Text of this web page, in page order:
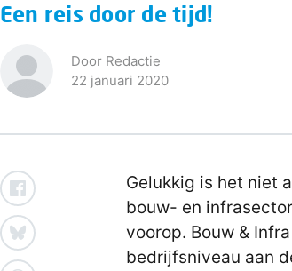
Een reis door de tijd!
Door Redactie
22 januari 2020
Gelukkig is het niet
bouw- en
voorop. Bouw &
bedrijfsniveau aan